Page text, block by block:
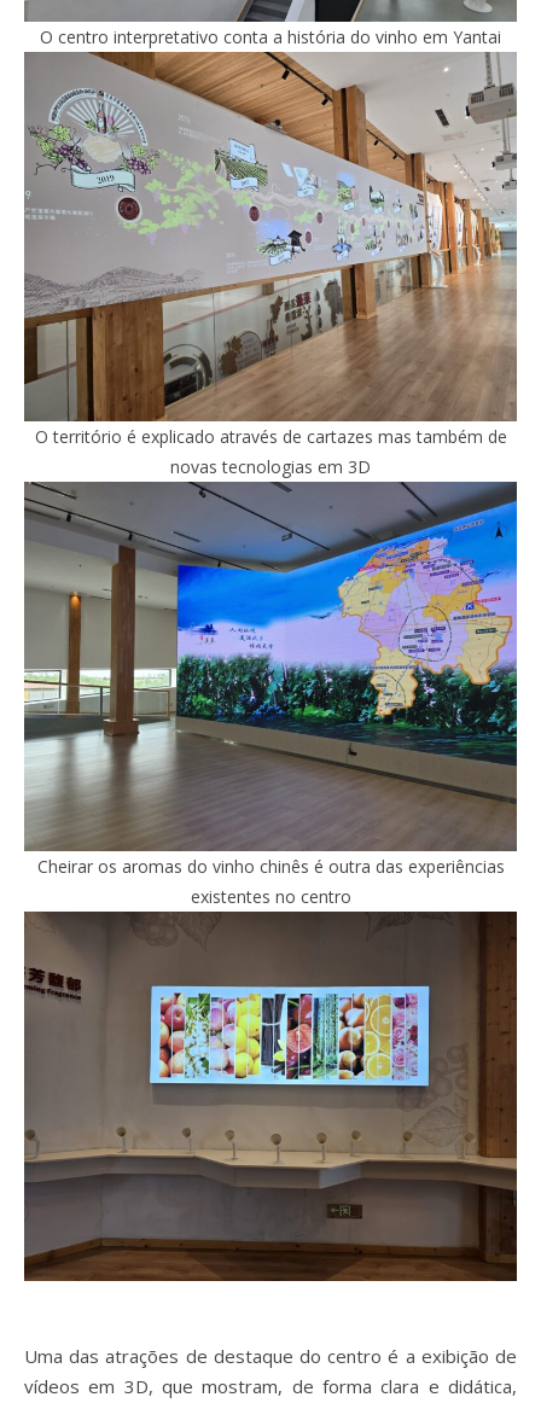
O centro interpretativo conta a história do vinho em Yantai
O território é explicado através de cartazes mas também de
novas tecnologias em 3D
Cheirar os aromas do vinho chinês é outra das experiências
existentes no centro
Uma das atrações de destaque do centro é a exibição de
vídeos em 3D, que mostram, de forma clara e didática,